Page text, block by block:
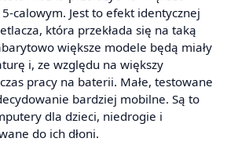
calowym. Jest to efekt identycznej
która przekłada się na taką
większe modele będą miały
i, ze względu na większy
pracy na baterii. Małe, testowane
bardziej mobilne. Są to
dla dzieci, niedrogie i
do ich dłoni.